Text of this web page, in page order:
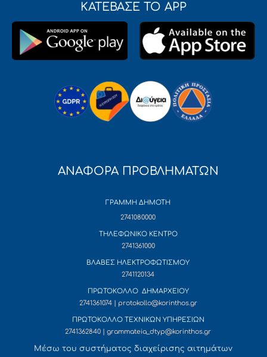
ΚΑΤΕΒΑΣΕ ΤΟ APP
ΑΝΑΦΟΡΑ ΠΡΟΒΛΗΜΑΤΩΝ
ΓΡΑΜΜΗ ΔΗΜΟΤΗ
2741080000
ΤΗΛΕΦΩΝΙΚΟ ΚΕΝΤΡΟ
2741361000
ΒΛΑΒΕΣ ΗΛΕΚΤΡΟΦΩΤΙΣΜΟΥ
2741120134
ΠΡΩΤΟΚΟΛΛΟ ΔΗΜΑΡΧΕΙΟΥ
2741361074 | protokollo@korinthos.gr
ΠΡΩΤΟΚΟΛΛΟ ΤΕΧΝΙΚΩΝ ΥΠΗΡΕΣΙΩΝ
2741362840 | grammateia_dtyp@korinthos.gr
Mέσω του συστήματος διαχείρισης αιτημάτων